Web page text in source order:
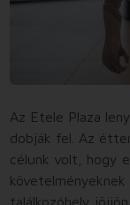
Az Etele Plaza
dobják fel. Az
célunk volt, hogy
találkozóhely